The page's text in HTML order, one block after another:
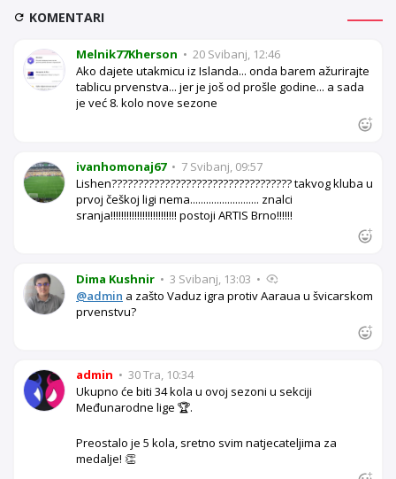
KOMENTARI
Melnik77Kherson • 20 Svibanj, 12:46
Ako dajete utakmicu iz Islanda... onda barem ažurirajte
tablicu prvenstva... jer je još od prošle godine... a sada
je već 8. kolo nove sezone
ivanhomonaj67 • 7 Svibanj, 09:57
Lishen?????????????????????????????????? takvog kluba u
prvoj češkoj ligi nema.......................... znalci
sranja!!!!!!!!!!!!!!!!!!!!!!!!! postoji ARTIS Brno!!!!!!
Dima Kushnir • 3 Svibanj, 13:03 •
@admin a zašto Vaduz igra protiv Aaraua u švicarskom
prvenstvu?
admin • 30 Tra, 10:34
Ukupno će biti 34 kola u ovoj sezoni u sekciji
Međunarodne lige 🏆.
Preostalo je 5 kola, sretno svim natjecateljima za
medalje! 👏